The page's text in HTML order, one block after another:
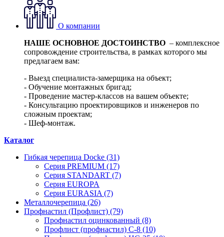
О компании
НАШЕ ОСНОВНОЕ ДОСТОИНСТВО – комплексное
сопровождение строительства, в рамках которого мы
предлагаем вам:
- Выезд специалиста-замерщика на объект;
- Обучение монтажных бригад;
- Проведение мастер-классов на вашем объекте;
- Консультацию проектировщиков и инженеров по
сложным проектам;
- Шеф-монтаж.
Каталог
Гибкая черепица Docke (31)
Серия PREMIUM (17)
Серия STANDART (7)
Серия EUROPA
Серия EURASIA (7)
Металлочерепица (26)
Профнастил (Профлист) (79)
Профнастил оцинкованный (8)
Профлист (профнастил) С-8 (10)